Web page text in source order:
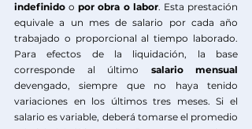
indefinido o por obra o labor. Esta prestación
equivale a un mes de salario por cada año
trabajado o proporcional al tiempo laborado.
Para efectos de la liquidación, la base
corresponde al último salario mensual
devengado, siempre que no haya tenido
variaciones en los últimos tres meses. Si el
salario es variable, deberá tomarse el promedio